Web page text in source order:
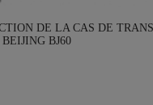
DE LA CAS DE
BJ60